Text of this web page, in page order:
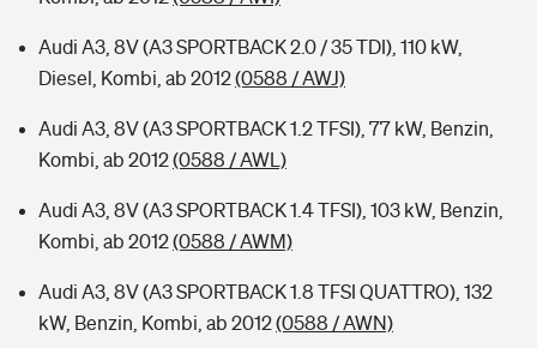
Audi A3, 8V (A3 SPORTBACK 2.0 / 35 TDI), 110 kW,
Diesel, Kombi, ab 2012(0588 / AWJ)
Audi A3, 8V (A3 SPORTBACK 1.2 TFSI), 77 kW, Benzin,
Kombi, ab 2012(0588 / AWL)
Audi A3, 8V (A3 SPORTBACK 1.4 TFSI), 103 kW, Benzin,
Kombi, ab 2012(0588 / AWM)
Audi A3, 8V (A3 SPORTBACK 1.8 TFSI QUATTRO), 132
kW, Benzin, Kombi, ab 2012(0588 / AWN)